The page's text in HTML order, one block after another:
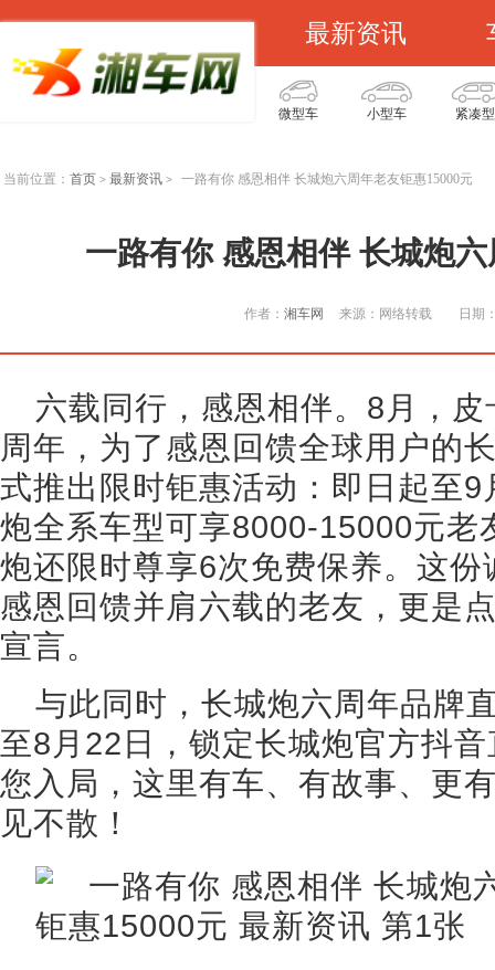
最新资讯
微型车 小型车 紧凑型
当前位置： 首页 > 最新资讯 > 一路有你 感恩相伴 长城炮六周年老友钜惠15000元
一路有你 感恩相伴 长城炮
作者： 湘车网 来源：网络转载 日期
六载同行，感恩相伴。8月，
周年，为了感恩回馈全球用户的
式推出限时钜惠活动：即日起至
炮全系车型可享8000-15000元老
炮还限时尊享6次免费保养。这
感恩回馈并肩六载的老友，更是
宣言。
与此同时，长城炮六周年品牌
至8月22日，锁定长城炮官方抖
您入局，这里有车、有故事、更
见不散！